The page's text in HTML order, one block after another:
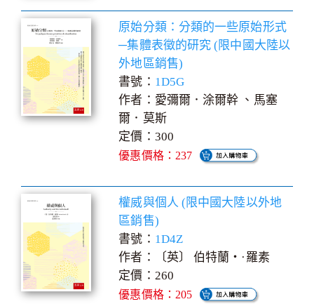
原始分類：分類的一些原始形式
─集體表徵的研究 (限中國大陸以
外地區銷售)
書號： 1D5G
作者：愛彌爾．涂爾幹 、馬塞
爾．莫斯
定價：300
優惠價格：237
權威與個人 (限中國大陸以外地
區銷售)
書號： 1D4Z
作者：〔英〕 伯特蘭‧·羅素
定價：260
優惠價格：205